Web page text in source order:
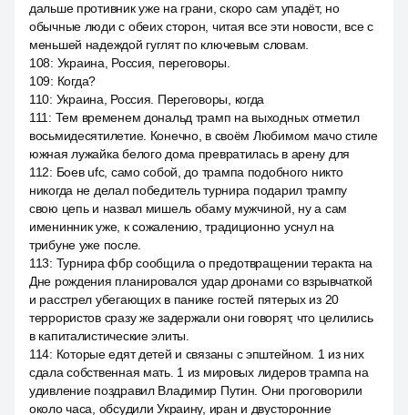
дальше противник уже на грани, скоро сам упадёт, но
обычные люди с обеих сторон, читая все эти новости, все с
меньшей надеждой гуглят по ключевым словам.
108: Украина, Россия, переговоры.
109: Когда?
110: Украина, Россия. Переговоры, когда
111 : Тем временем дональд трамп на выходных отметил
восьмидесятилетие. Конечно, в своём Любимом мачо стиле
южная лужайка белого дома превратилась в арену для
112: Боев ufc, само собой, до трампа подобного никто
никогда не делал победитель турнира подарил трампу
свою цепь и назвал мишель обаму мужчиной, ну а сам
именинник уже, к сожалению, традиционно уснул на
трибуне уже после.
113: Турнира фбр сообщила о предотвращении теракта на
Дне рождения планировался удар дронами со взрывчаткой
и расстрел убегающих в панике гостей пятерых из 20
террористов сразу же задержали они говорят, что целились
в капиталистические элиты.
114: Которые едят детей и связаны с эпштейном. 1 из них
сдала собственная мать. 1 из мировых лидеров трампа на
удивление поздравил Владимир Путин. Они проговорили
около часа, обсудили Украину, иран и двусторонние